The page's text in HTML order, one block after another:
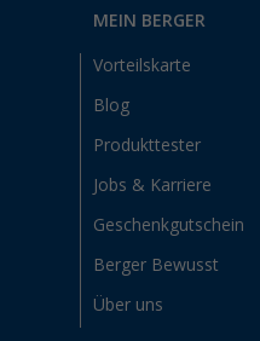
MEIN BERGER
Vorteilskarte
Blog
Produkttester
Jobs & Karriere
Geschenkgutschein
Berger Bewusst
Über uns